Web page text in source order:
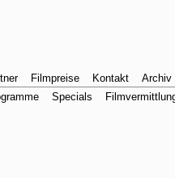
Filmpreise Kontakt Archiv
Specials